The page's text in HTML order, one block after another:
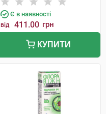
Є в наявності
від 411.00 грн
КУПИТИ